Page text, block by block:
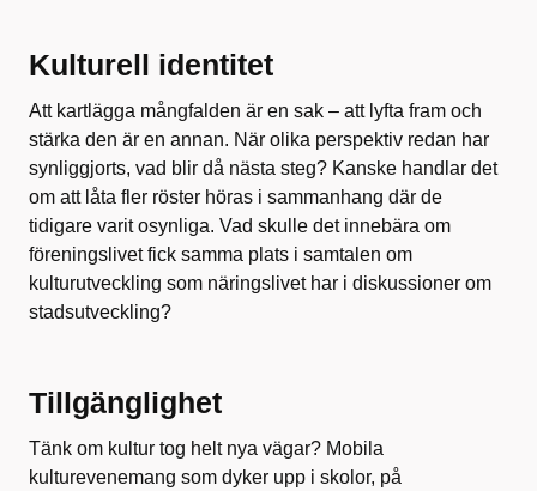
Kulturell identitet
Att kartlägga mångfalden är en sak – att lyfta fram och
stärka den är en annan. När olika perspektiv redan har
synliggjorts, vad blir då nästa steg? Kanske handlar det
om att låta fler röster höras i sammanhang där de
tidigare varit osynliga. Vad skulle det innebära om
föreningslivet fick samma plats i samtalen om
kulturutveckling som näringslivet har i diskussioner om
stadsutveckling?
Tillgänglighet
Tänk om kultur tog helt nya vägar? Mobila
kulturevenemang som dyker upp i skolor, på